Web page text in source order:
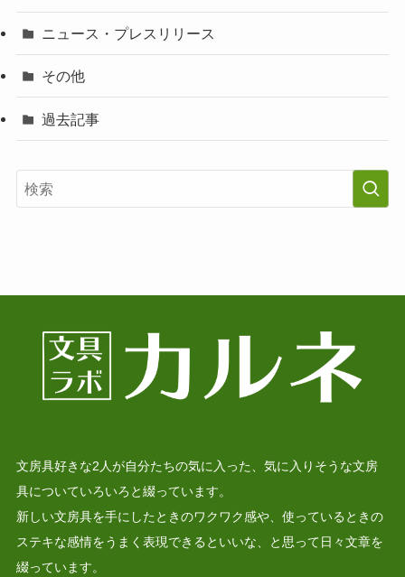
ニュース・プレスリリース
その他
過去記事
文房具好きな2人が自分たちの気に入った、気に入りそうな文房
具についていろいろと綴っています。
新しい文房具を手にしたときのワクワク感や、使っているときの
ステキな感情をうまく表現できるといいな、と思って日々文章を
綴っています。